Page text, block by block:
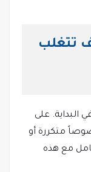
تتغلب
على
متكررة أو
مع هذه